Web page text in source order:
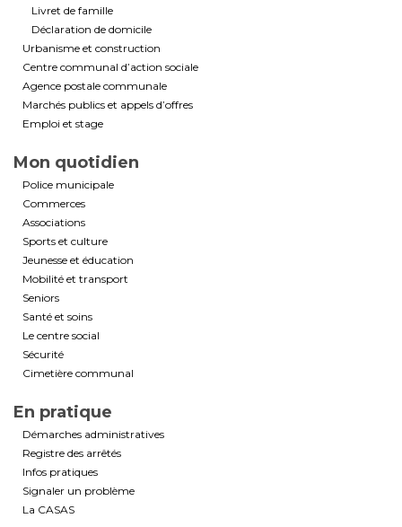
Livret de famille
Déclaration de domicile
Urbanisme et construction
Centre communal d’action sociale
Agence postale communale
Marchés publics et appels d’offres
Emploi et stage
Mon quotidien
Police municipale
Commerces
Associations
Sports et culture
Jeunesse et éducation
Mobilité et transport
Seniors
Santé et soins
Le centre social
Sécurité
Cimetière communal
En pratique
Démarches administratives
Registre des arrêtés
Infos pratiques
Signaler un problème
La CASAS